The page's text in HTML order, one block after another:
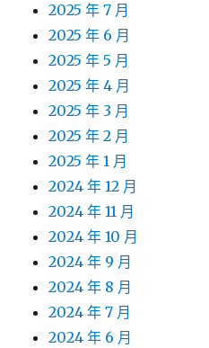
2025 年 7 月
2025 年 6 月
2025 年 5 月
2025 年 4 月
2025 年 3 月
2025 年 2 月
2025 年 1 月
2024 年 12 月
2024 年 11 月
2024 年 10 月
2024 年 9 月
2024 年 8 月
2024 年 7 月
2024 年 6 月